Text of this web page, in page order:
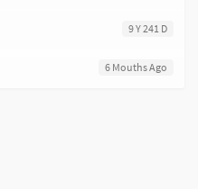
9 Y 241 D
6 Mouths Ago